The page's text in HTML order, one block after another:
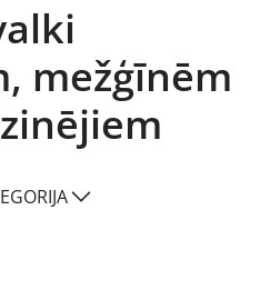
mežģīnēm